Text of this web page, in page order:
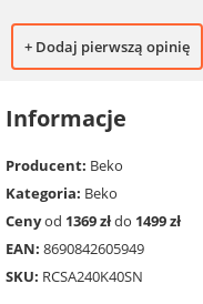
+ Dodaj pierwszą opinię
Informacje
Producent: Beko
Kategoria: Beko
Cenyod 1369 złdo 1499 zł
EAN: 8690842605949
SKU: RCSA240K40SN